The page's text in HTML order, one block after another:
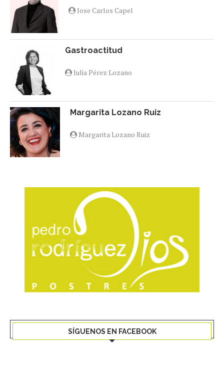
Jose Carlos Capel
Gastroactitud
Julia Pérez Lozano
Margarita Lozano Ruiz
Margarita Lozano Ruiz
SÍGUENOS EN FACEBOOK